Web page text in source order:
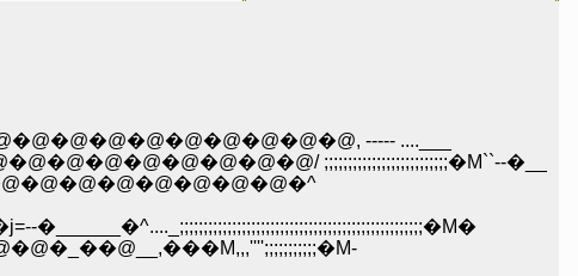
----- ....___
;;;;;;;;;;;;;;;;;;;;;;;;;;�M``--�__